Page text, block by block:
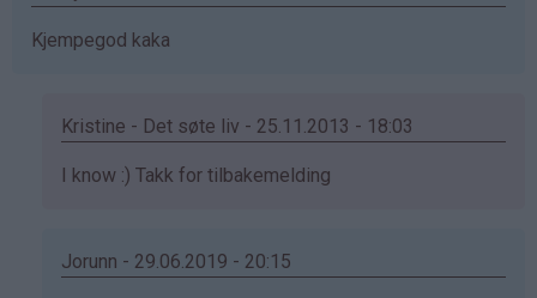
Kjempegod kaka
Kristine - Det søte liv - 25.11.2013 - 18:03
Som
av
I know :) Takk for tilbakemelding
Jorunn - 29.06.2019 - 20:15